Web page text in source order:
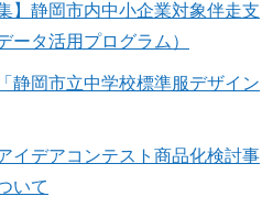
】静岡市内中小企業対象伴走支
ータ活用プログラム）
静岡市立中学校標準服デザイン
イデアコンテスト商品化検討事
いて